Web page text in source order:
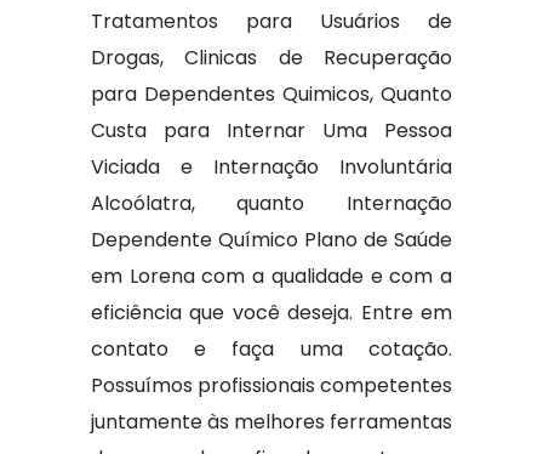
Tratamentos para Usuários de
Drogas, Clinicas de Recuperação
para Dependentes Quimicos, Quanto
Custa para Internar Uma Pessoa
Viciada e Internação Involuntária
Alcoólatra, quanto Internação
Dependente Químico Plano de Saúde
em Lorena com a qualidade e com a
eficiência que você deseja. Entre em
contato e faça uma cotação.
Possuímos profissionais competentes
juntamente às melhores ferramentas